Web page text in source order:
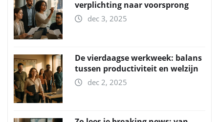
verplichting naar voorsprong
dec 3, 2025
De vierdaagse werkweek: balans
tussen productiviteit en welzijn
dec 2, 2025